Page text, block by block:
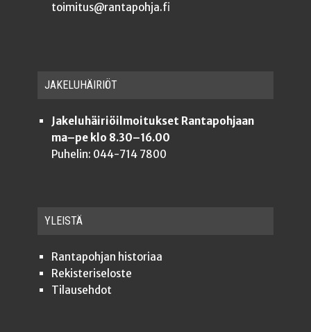
toimitus@rantapohja.fi
JAKE­LU­HÄI­RIÖT
Jakeluhäiriöilmoitukset Rantapohjaan
ma–pe klo 8.30–16.00
Puhelin: 044-714 7800
YLEISTÄ
Ran­ta­poh­jan historiaa
Rekis­te­ri­se­los­te
Tilauseh­dot